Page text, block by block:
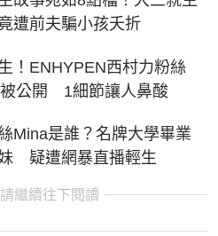
遭前夫騙小孩夭折
！ENHYPEN西村力粉絲
公開 1細節讓人鼻酸
Mina是誰？名牌大學畢業
疑遭網暴直播輕生
繼續往下閱讀